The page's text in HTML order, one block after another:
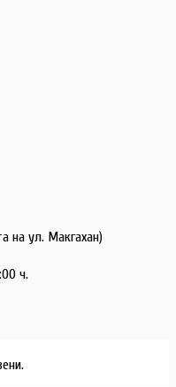
на ул. Макгахан)
ч.